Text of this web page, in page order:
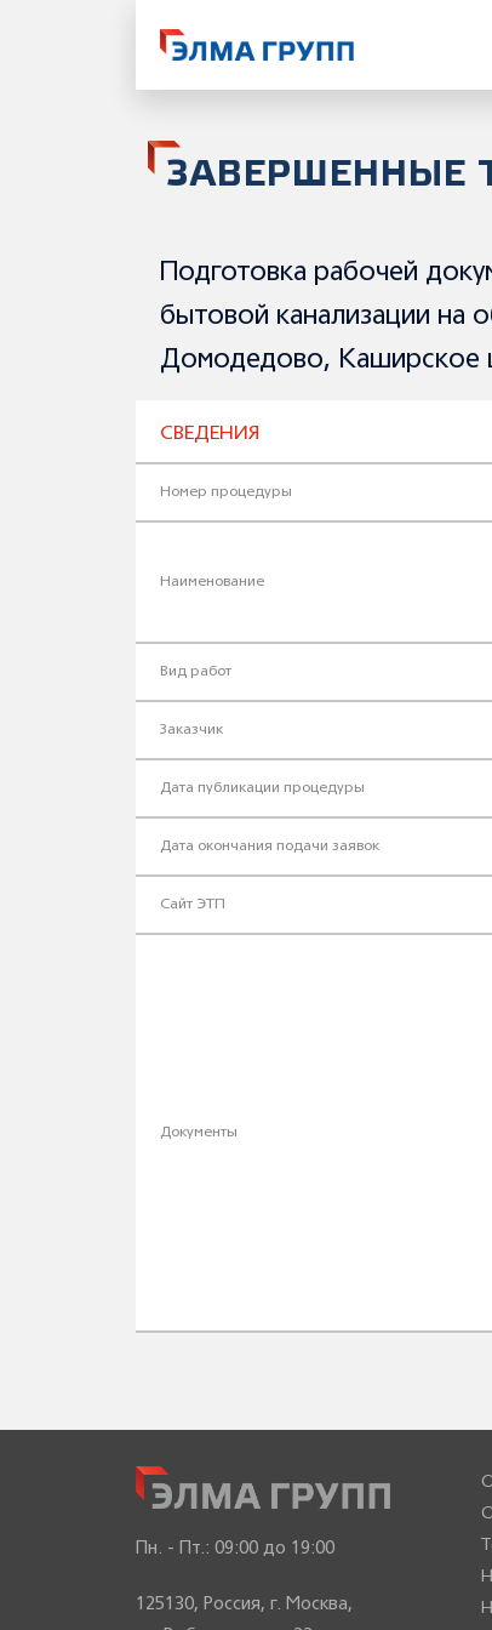
ЗАВЕРШЕННЫЕ
Подготовка рабочей
бытовой канализации
Домодедово, Каширское
СВЕДЕНИЯ
Номер процедуры
Наименование
Вид работ
Заказчик
Дата публикации процедуры
Дата окончания подачи заявок
Сайт ЭТП
Документы
Пн. - Пт.: 09:00 до 19:00
125130, Россия, г. Москва,